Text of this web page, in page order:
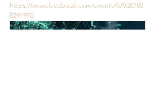
https://www.facebook.com/events/57830780
8291970